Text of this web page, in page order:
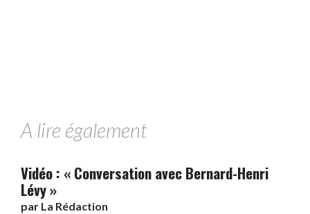
A lire également
Vidéo : « Conversation avec Bernard-Henri
Lévy »
par La Rédaction